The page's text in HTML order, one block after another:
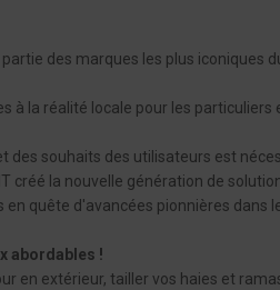
partie des marques les plus iconiques
à la réalité locale pour les particuliers
des souhaits des utilisateurs est
créé la nouvelle génération de
quête d'avancées pionnières dans
abordables !
en extérieur, tailler vos haies et